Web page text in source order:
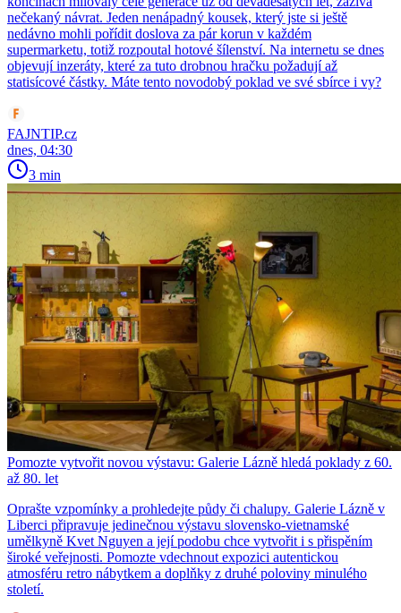
nečekaný návrat. Jeden nenápadný kousek, který jste si ještě
nedávno mohli pořídit doslova za pár korun v každém
supermarketu, totiž rozpoutal hotové šílenství. Na internetu se dnes
objevují inzeráty, které za tuto drobnou hračku požadují až
statisícové částky. Máte tento novodobý poklad ve své sbírce i vy?
FAJNTIP.cz
dnes, 04:30
3 min
Pomozte vytvořit novou výstavu: Galerie Lázně hledá poklady z 60.
až 80. let
Oprašte vzpomínky a prohledejte půdy či chalupy. Galerie Lázně v
Liberci připravuje jedinečnou výstavu slovensko-vietnamské
umělkyně Kvet Nguyen a její podobu chce vytvořit i s přispěním
široké veřejnosti. Pomozte vdechnout expozici autentickou
atmosféru retro nábytkem a doplňky z druhé poloviny minulého
století.